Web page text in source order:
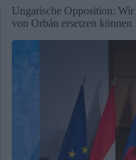
Ungarische Opposition:
von Orbán ersetzen können